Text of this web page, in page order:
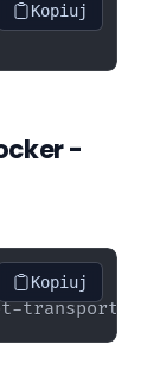
Kopiuj
-
Kopiuj